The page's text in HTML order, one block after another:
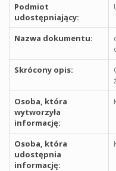
Podmiot
udostępniający:
Nazwa dokumentu:
Skrócony opis:
Osoba, która
wytworzyła
informację:
Osoba, która
udostępnia
informację: